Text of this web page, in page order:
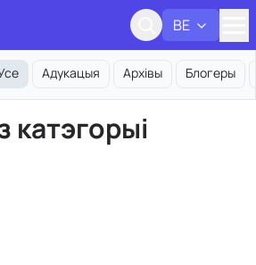
BE
Адукацыя Архівы Блогеры
катэгорыі